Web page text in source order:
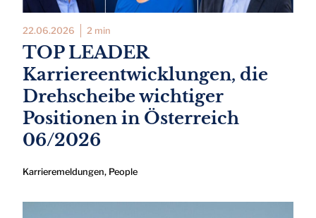
22.06.2026 2 min
TOP LEADER
Karriereentwicklungen, die
Drehscheibe wichtiger
Positionen in Österreich
06/2026
Karrieremeldungen, People